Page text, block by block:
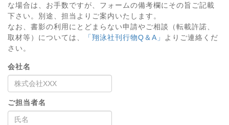
な場合は、お手数ですが、フォームの備考欄にその旨ご記載
下さい。別途、担当よりご案内いたします。
なお、書影の利用にとどまらない申請やご相談（転載許諾、
取材等）については、
「翔泳社刊行物Q＆A」
よりご連絡くだ
さい。
会社名
ご担当者名